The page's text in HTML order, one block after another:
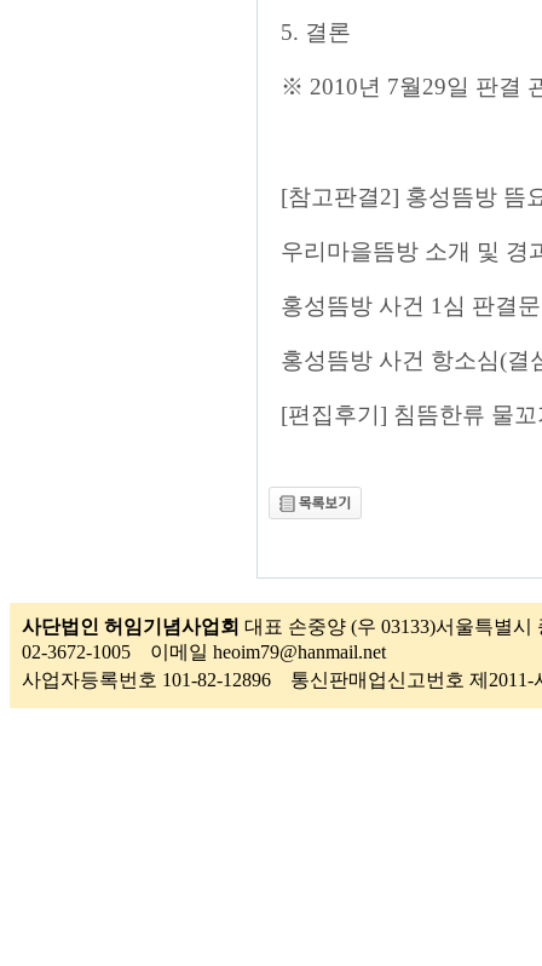
5. 결론
※ 2010년 7월29일 판결
[참고판결2] 홍성뜸방 뜸
우리마을뜸방 소개 및 경
홍성뜸방 사건 1심 판결문
홍성뜸방 사건 항소심(결
[편집후기] 침뜸한류 물
사단법인 허임기념사업회 대표 손중양 (우 03133)서울특별
02-3672-1005 이메일 heoim79@hanmail.net
사업자등록번호 101-82-12896 통신판매업신고번호 제